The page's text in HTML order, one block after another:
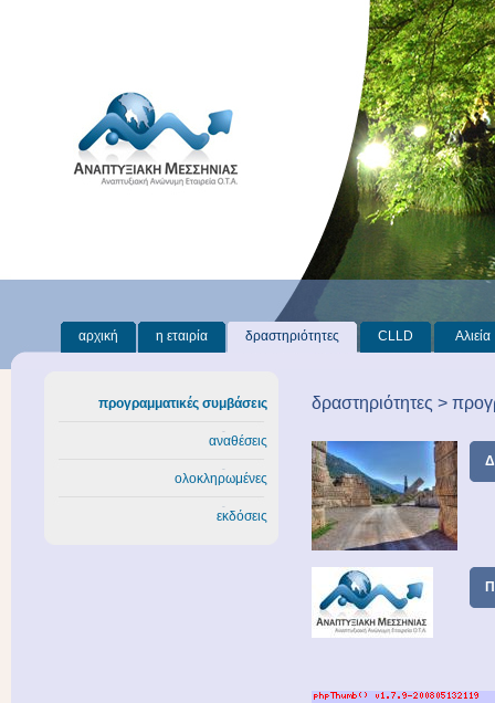
αρχική η εταιρία δραστηριότητες CLLD Αλιεία
προγραμματικές συμβάσεις
αναθέσεις
ολοκληρωμένες
εκδόσεις
δραστηριότητες >